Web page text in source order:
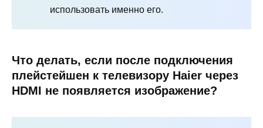
использовать именно его.
Что делать, если после подключения
плейстейшен к телевизору Haier через
HDMI не появляется изображение?